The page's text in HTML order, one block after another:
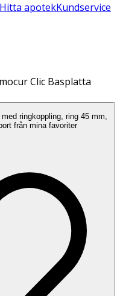
Hitta apotekKundservice
Clic Basplatta
ringkoppling, ring 45 mm,
från mina favoriter